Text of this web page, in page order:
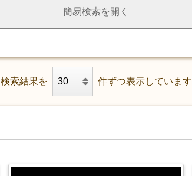
簡易検索を開く
検索結果を 件ずつ表示しています